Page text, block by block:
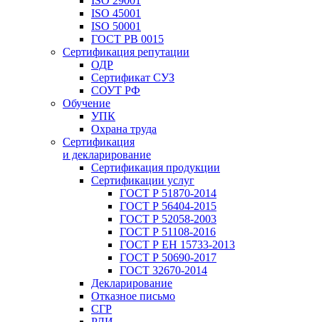
ISO 45001
ISO 50001
ГОСТ РВ 0015
Сертификация репутации
ОДР
Сертификат СУЗ
СОУТ РФ
Обучение
УПК
Охрана труда
Сертификация
и декларирование
Сертификация продукции
Сертификации услуг
ГОСТ Р 51870-2014
ГОСТ Р 56404-2015
ГОСТ Р 52058-2003
ГОСТ Р 51108-2016
ГОСТ Р ЕН 15733-2013
ГОСТ Р 50690-2017
ГОСТ 32670-2014
Декларирование
Отказное письмо
СГР